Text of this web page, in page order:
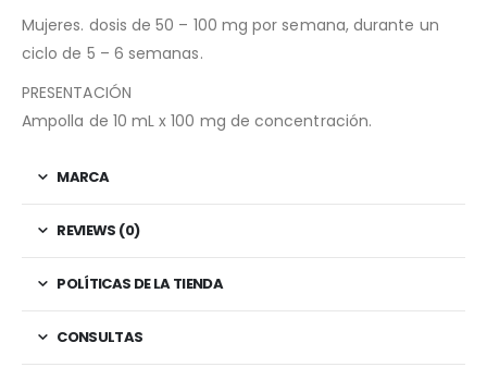
Mujeres. dosis de 50 – 100 mg por semana, durante un
ciclo de 5 – 6 semanas.
PRESENTACIÓN
Ampolla de 10 mL x 100 mg de concentración.
MARCA
REVIEWS (0)
POLÍTICAS DE LA TIENDA
CONSULTAS